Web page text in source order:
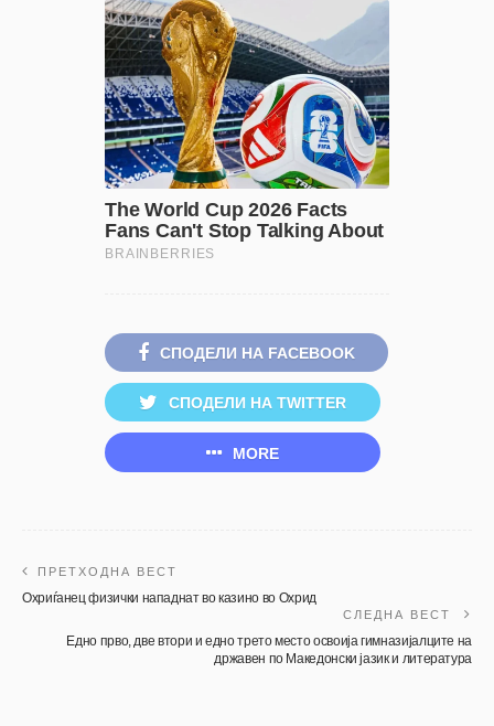
СПОДЕЛИ НА FACEBOOK
СПОДЕЛИ НА TWITTER
MORE
ПРЕТХОДНА ВЕСТ
Охриѓанец физички нападнат во казино во Охрид
СЛЕДНА ВЕСТ
Едно прво, две втори и едно трето место освоија гимназијалците на
државен по Македонски јазик и литература